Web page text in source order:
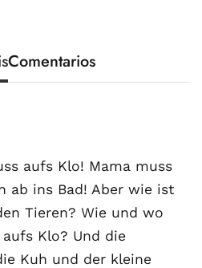
Comentarios
aufs Klo! Mama muss
ab ins Bad! Aber wie ist
Tieren? Wie und wo
Klo? Und die
Kuh und der kleine